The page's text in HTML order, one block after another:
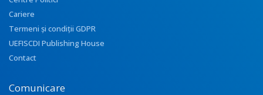
Cariere
Termeni și condiții GDPR
UEFISCDI Publishing House
Contact
Comunicare